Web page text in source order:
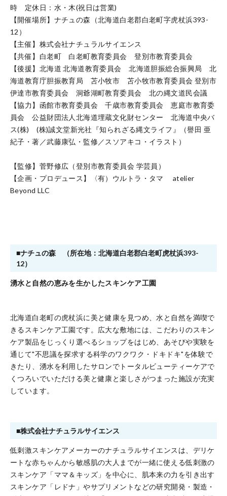
時 定休日：水・木(祝日は営業)
【開催場所】ナチュの森（北海道白老郡白老町字虎杖浜393-
12）
【主催】株式会社ナチュラルサイエンス
【共催】白老町 白老町教育委員会 登別市教育委員会
【後援】北海道 北海道教育委員会 北海道胆振総合振興局 北
海道教育庁胆振教育局 苫小牧市 苫小牧市教育委員会 登別市
伊達市教育委員会 洞爺湖町教育委員会 北の縄文道民会議
【協力】函館市教育委員会 千歳市教育委員会 恵庭市教育委
員会 公益財団法人北海道埋蔵文化財センター 北海道中央バ
ス(株) (株)誠文堂新光社『知られざる縄文ライフ』（譽田 亜
紀子・著／武藤康弘・監修／スソアキコ・イラスト）
【監修】菅野修広（登別市教育委員会 学芸員）
【企画・プロデュース】〈有）ウルトラ・タマ atelier
Beyond LLC
■ナチュの森 （所在地：北海道白老郡白老町虎杖浜393-
12）
湧水と自然の恵みを生かしたスキンケア工園
北海道白老町の虎杖浜に美と健康を見つめ、水と自然を満喫で
きるスキンケア工園です。広大な敷地には、こだわりのスキン
ケア製品をじっくり選べるショップをはじめ、あそびや実験を
通じて"不思議を探求する科学のワクワク・ドキドキ"を体験で
きたり、湧水を利用したサロンでトータルビューティーケアで
くつろいでいただける美と健康と楽しさがつまった施設が充実
しています。
■株式会社ナチュラルサイエンス
低刺激スキンケアメーカーのナチュラルサイエンスは、デリケ
ートな赤ちゃんから敏感肌の大人までが一緒に使える低刺激の
スキンケア「ママ＆キッズ」を中⼼に、肌本来の⼒を引き出す
スキンケア「レドナ」やサプリメントなどの研究開発・製造・